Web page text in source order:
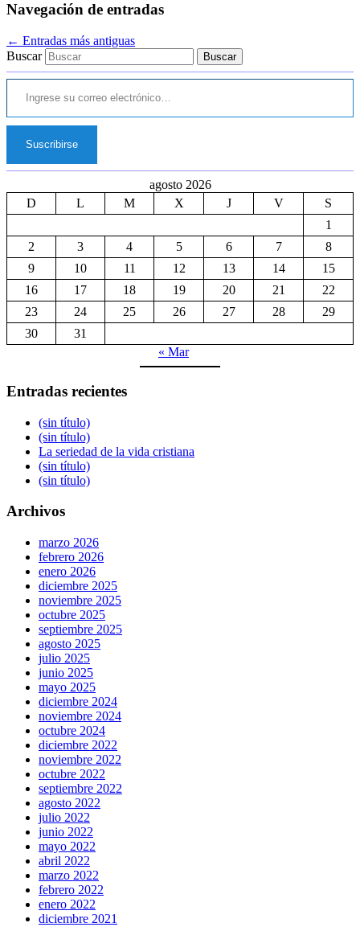
Navegación de entradas
← Entradas más antiguas
Buscar
Ingrese su correo electrónico…
Suscribirse
agosto 2026
D
L M X J V
S
1
2
3 4 5 6 7
8
9
10 11 12 13 14
15
16
17 18 19 20 21
22
23
24 25 26 27 28
29
30
31
« Mar
Entradas recientes
(sin título)
(sin título)
La seriedad de la vida cristiana
(sin título)
(sin título)
Archivos
marzo 2026
febrero 2026
enero 2026
diciembre 2025
noviembre 2025
octubre 2025
septiembre 2025
agosto 2025
julio 2025
junio 2025
mayo 2025
diciembre 2024
noviembre 2024
octubre 2024
diciembre 2022
noviembre 2022
octubre 2022
septiembre 2022
agosto 2022
julio 2022
junio 2022
mayo 2022
abril 2022
marzo 2022
febrero 2022
enero 2022
diciembre 2021